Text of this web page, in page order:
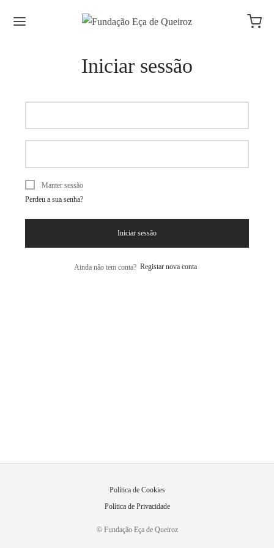
Iniciar sessão
Manter sessão
Perdeu a sua senha?
Iniciar sessão
Ainda não tem conta? Registar nova conta
Política de Cookies
Política de Privacidade
© Fundação Eça de Queiroz